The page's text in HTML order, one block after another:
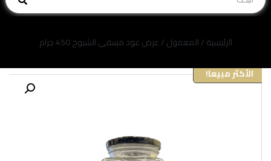
الرئيسية/المعمول/ عرض عود مسقى الشيوخ 450 جرام
الأكثر مبيعا!